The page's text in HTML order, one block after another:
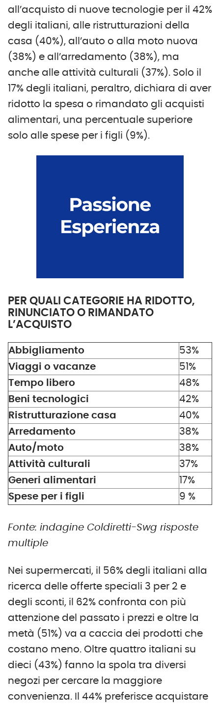
all’acquisto di nuove tecnologie per il 42%
degli italiani, alle ristrutturazioni della
casa (40%), all’auto o alla moto nuova
(38%) e all’arredamento (38%), ma
anche alle attività culturali (37%). Solo il
17% degli italiani, peraltro, dichiara di aver
ridotto la spesa o rimandato gli acquisti
alimentari, una percentuale superiore
solo alle spese per i figli (9%).
PER QUALI CATEGORIE HA RIDOTTO,
RINUNCIATO O RIMANDATO
L’ACQUISTO
Abbigliamento
53%
Viaggi o vacanze
51%
Tempo libero
48%
Beni tecnologici
42%
Ristrutturazione casa
40%
Arredamento
38%
Auto/moto
38%
Attività culturali
37%
Generi alimentari
17%
Spese per i figli
9 %
Fonte: indagine Coldiretti-Swg risposte
multiple
Nei supermercati, il 56% degli italiani alla
ricerca delle offerte speciali 3 per 2 e
degli sconti, il 62% confronta con più
attenzione del passato i prezzi e oltre la
metà (51%) va a caccia dei prodotti che
costano meno. Oltre quattro italiani su
dieci (43%) fanno la spola tra diversi
negozi per cercare la maggiore
convenienza. Il 44% preferisce acquistare